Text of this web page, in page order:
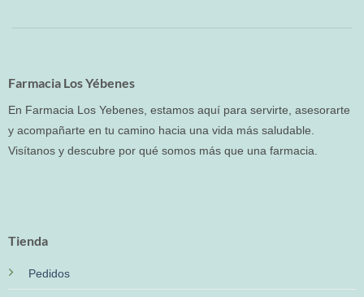
Farmacia Los Yébenes
En Farmacia Los Yebenes, estamos aquí para servirte, asesorarte
y acompañarte en tu camino hacia una vida más saludable.
Visítanos y descubre por qué somos más que una farmacia.
Tienda
Pedidos